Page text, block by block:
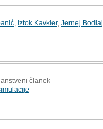
Iztok Kavkler, Jernej Bodlaj
članek